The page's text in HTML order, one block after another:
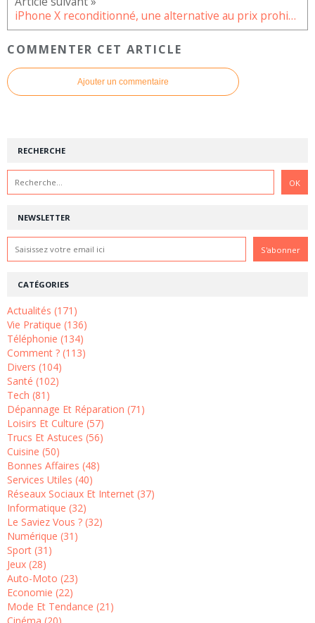
iPhone X reconditionné, une alternative au prix prohibitif
COMMENTER CET ARTICLE
Ajouter un commentaire
NEWSLETTER
RECHERCHE
CATÉGORIES
Actualités (171)
Vie Pratique (136)
Téléphonie (134)
Comment ? (113)
Divers (104)
Santé (102)
Tech (81)
Dépannage Et Réparation (71)
Loisirs Et Culture (57)
Trucs Et Astuces (56)
Cuisine (50)
Bonnes Affaires (48)
Services Utiles (40)
Réseaux Sociaux Et Internet (37)
Informatique (32)
Le Saviez Vous ? (32)
Numérique (31)
Sport (31)
Jeux (28)
Auto-Moto (23)
Economie (22)
Mode Et Tendance (21)